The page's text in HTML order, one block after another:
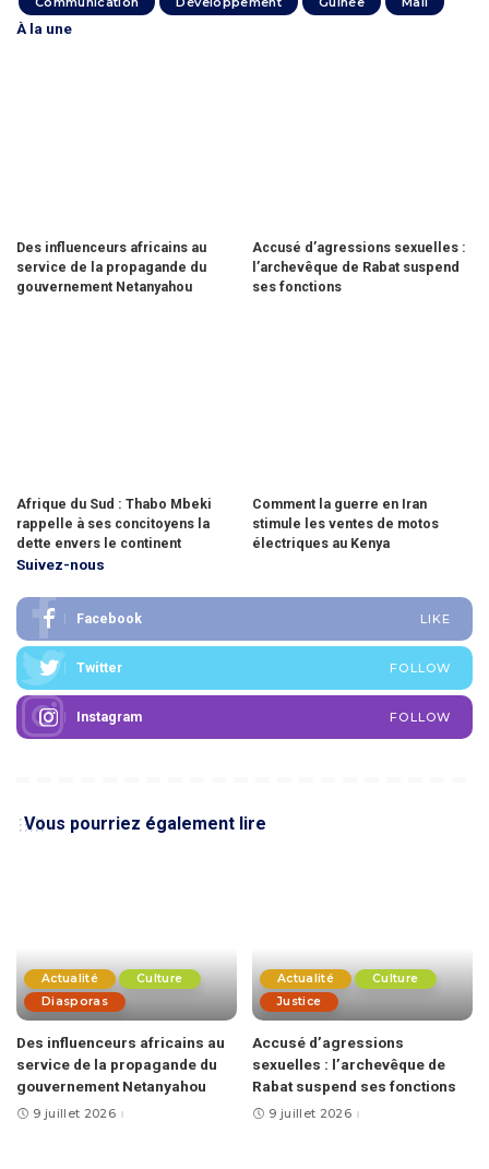
À la une
Des influenceurs africains au
service de la propagande du
gouvernement Netanyahou
Accusé d’agressions sexuelles :
l’archevêque de Rabat suspend
ses fonctions
Afrique du Sud : Thabo Mbeki
rappelle à ses concitoyens la
dette envers le continent
Comment la guerre en Iran
stimule les ventes de motos
électriques au Kenya
Suivez-nous
Facebook LIKE
Twitter FOLLOW
Instagram FOLLOW
Vous pourriez également lire
Actualité
Culture
Diasporas
Des influenceurs africains au
service de la propagande du
gouvernement Netanyahou
9 juillet 2026
Actualité
Culture
Justice
Accusé d’agressions
sexuelles : l’archevêque de
Rabat suspend ses fonctions
9 juillet 2026